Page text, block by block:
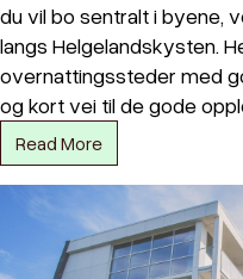
du vil bo sentralt i byene,
langs Helgelandskysten.
overnattingssteder med
og kort vei til de gode
Read More